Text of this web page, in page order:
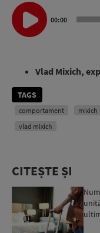
Audio
Player
00:00
Vlad Mixich,
TAGS
comportament mixich
vlad mixich
CITEȘTE ȘI